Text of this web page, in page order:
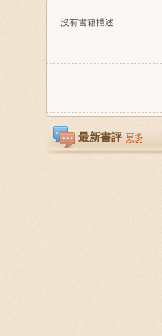
沒有書籍描述
最新書評 更多